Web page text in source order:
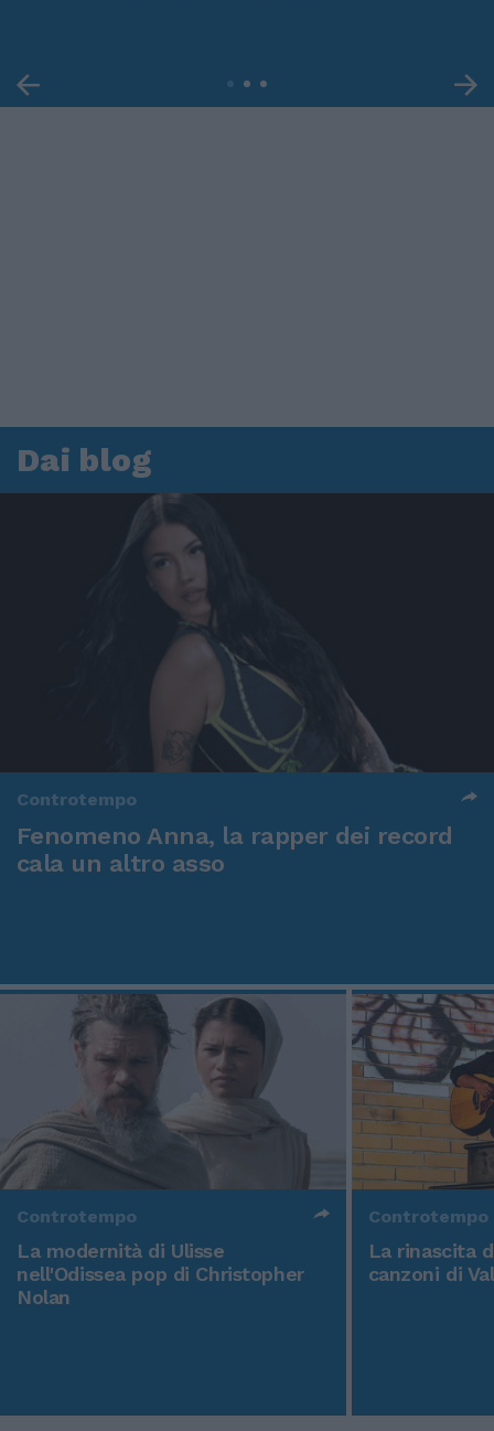
Dai blog
Controtempo
Fenomeno Anna, la rapper dei record
cala un altro asso
Controtempo
La modernità di Ulisse
nell'Odissea pop di Christopher
Nolan
Controtempo
La rinascita
canzoni di